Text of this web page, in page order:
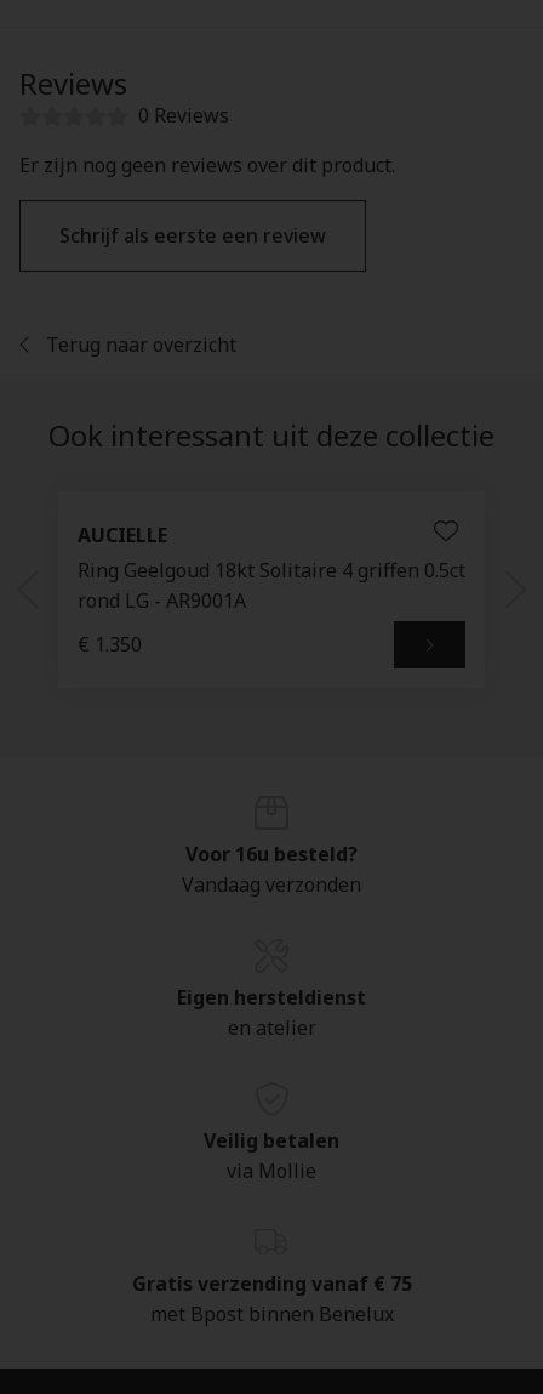
Reviews
0 Reviews
Er zijn nog geen reviews over dit product.
Schrijf als eerste een review
Terug naar overzicht
Ook interessant uit deze collectie
AUCIELLE
Ring Geelgoud 18kt Solitaire 4 griffen 0.5ct
rond LG - AR9001A
€ 1.350
Voor 16u besteld?
Vandaag verzonden
Eigen hersteldienst
en atelier
Veilig betalen
via Mollie
Gratis verzending vanaf € 75
met Bpost binnen Benelux